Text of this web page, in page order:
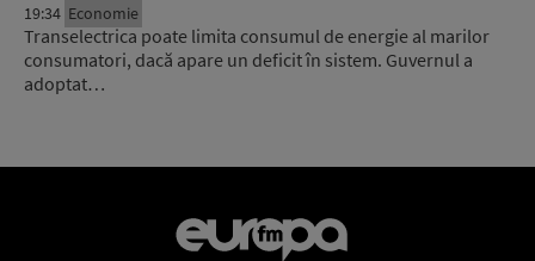
19:34 Economie
Transelectrica poate limita consumul de energie al marilor
consumatori, dacă apare un deficit în sistem. Guvernul a
adoptat…